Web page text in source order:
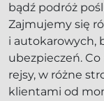
bądź podróż
Zajmujemy się
i autokarowych,
ubezpieczeń.
rejsy, w różne
klientami od